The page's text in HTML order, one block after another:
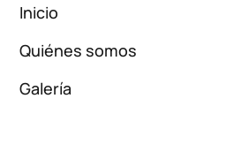
Inicio
Quiénes somos
Galería